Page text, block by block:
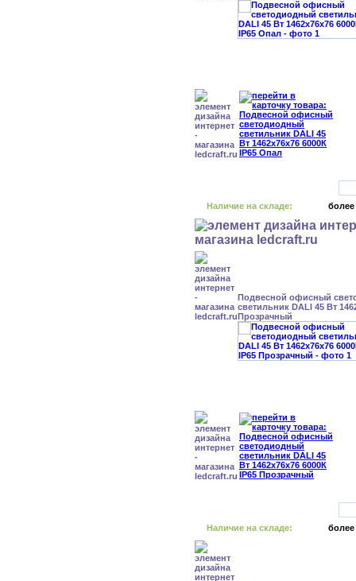
Наличие на складе: более
Подвесной офисный
светильник DALI 45 Вт
Прозрачный
Наличие на складе: более